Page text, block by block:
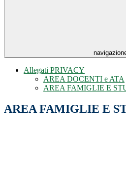
Allegati PRIVACY
AREA DOCENTI e ATA
AREA FAMIGLIE E
AREA FAMIGLIE E